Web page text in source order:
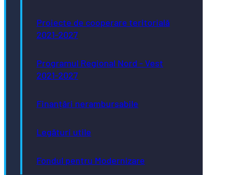
Proiecte de cooperare teritorială
2021-2027
Programul Regional Nord - Vest
2021-2027
Finanțări nerambursabile
Legături utile
Fondul pentru Modernizare